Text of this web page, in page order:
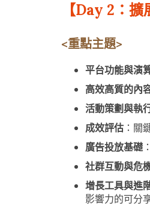
【Day 2：
<重點主題>
平台功能與演
高效高質的內
活動策劃與執
成效評估 ：關
廣告投放基礎
社群互動與危
增長工具與進
影響力的可分